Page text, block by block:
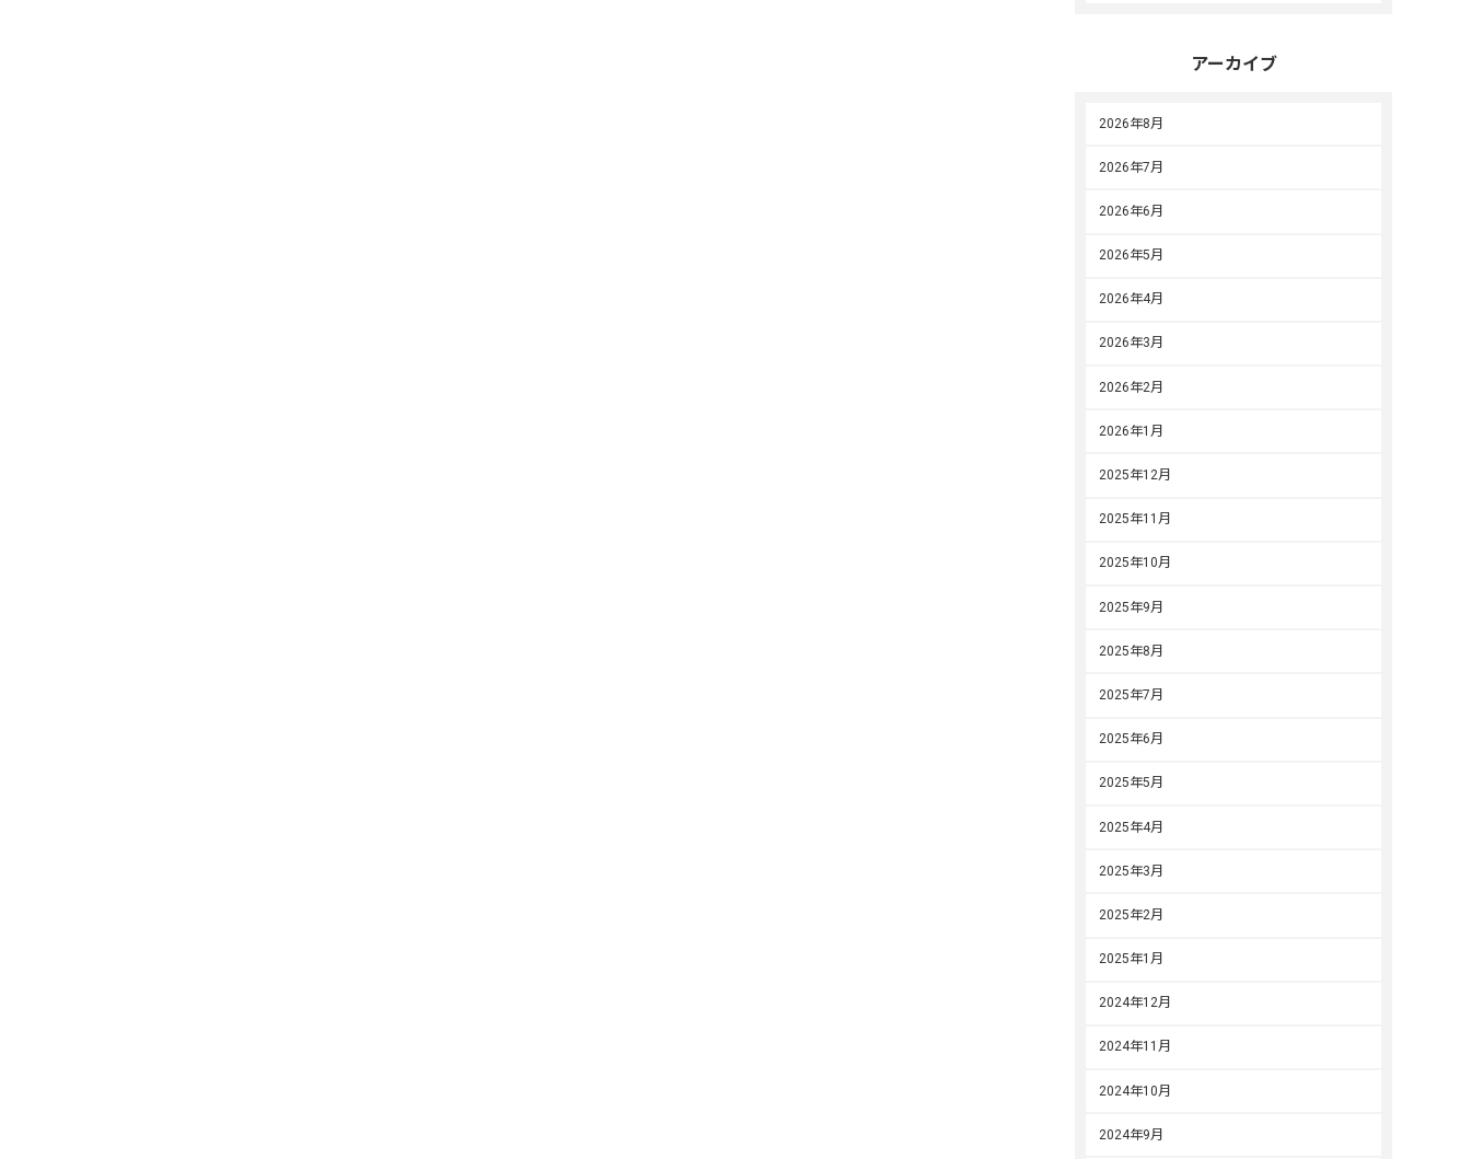
アーカイブ
2026年8月
2026年7月
2026年6月
2026年5月
2026年4月
2026年3月
2026年2月
2026年1月
2025年12月
2025年11月
2025年10月
2025年9月
2025年8月
2025年7月
2025年6月
2025年5月
2025年4月
2025年3月
2025年2月
2025年1月
2024年12月
2024年11月
2024年10月
2024年9月